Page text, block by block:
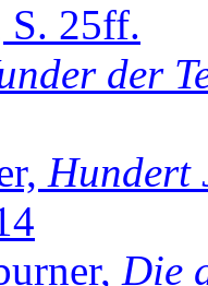
S. 25ff.
der
Hundert
, Die